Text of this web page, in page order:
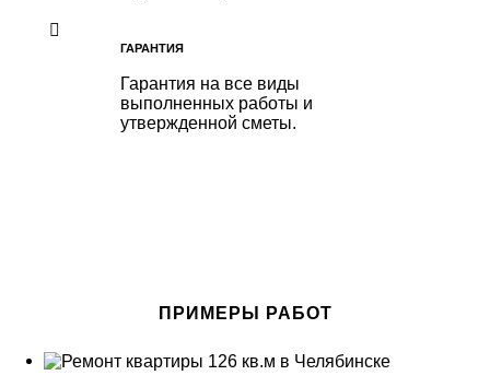
ГАРАНТИЯ
Гарантия на все виды
выполненных работы и
утвержденной сметы.
ПРИМЕРЫ РАБОТ